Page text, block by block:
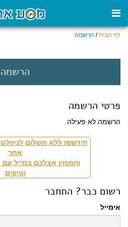
דף הבית/ הרשמה
הרשמה
פרטי הרשמה
הרשמה לא פעילה
הירשמו ללא תשלום
אחר
והמגזין אצלכם במייל
וטיפים
רשום כבר? התחבר
אימייל